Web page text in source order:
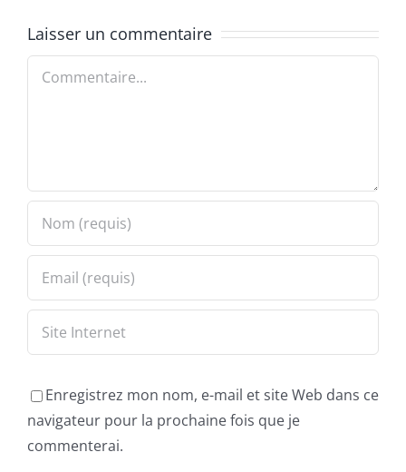
Laisser un commentaire
Commentaire
Enregistrez mon nom, e-mail et site Web dans ce
navigateur pour la prochaine fois que je
commenterai.